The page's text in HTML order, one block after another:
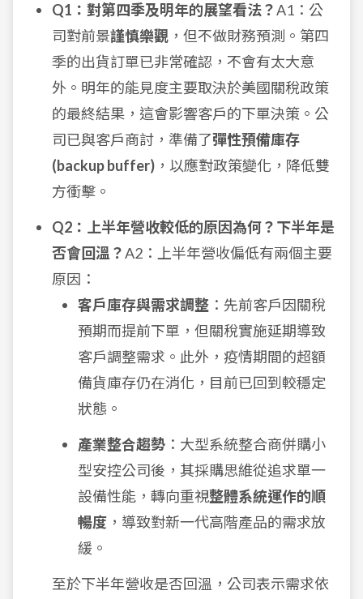
Q1：對第四季及明年的展望看法？A1：公
司對前景謹慎樂觀 ，但不做財務預測。第四
季的出貨訂單已非常確認，不會有太大意
外。明年的能見度主要取決於美國關稅政策
的最終結果，這會影響客戶的下單決策。公
司已與客戶商討，準備了彈性預備庫存
(backup buffer) ，以應對政策變化，降低雙
方衝擊。
Q2：上半年營收較低的原因為何？下半年是
否會回溫？A2：上半年營收偏低有兩個主要
原因：
客戶庫存與需求調整 ：先前客戶因關稅
預期而提前下單，但關稅實施延期導致
客戶調整需求。此外，疫情期間的超額
備貨庫存仍在消化，目前已回到較穩定
狀態。
產業整合趨勢 ：大型系統整合商併購小
型安控公司後，其採購思維從追求單一
設備性能，轉向重視整體系統運作的順
暢度 ，導致對新一代高階產品的需求放
緩。
至於下半年營收是否回溫，公司表示需求依